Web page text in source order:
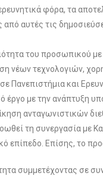
φόρα, τα
αυτές τις
του προσωπικού με
νέων τεχνολογιών,
Πανεπιστήμια και
έργο με την ανάπτυξη
ανταγωνιστικών
τη συνεργασία με
επίπεδο. Επίσης, το
συμμετέχοντας σε